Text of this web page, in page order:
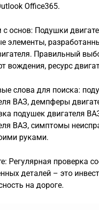
Office365.
основ: Подушки
элементы,
Правильный
вождения, ресурс
слова для поиска:
ВАЗ, демпферы
подушек двигателя
ВАЗ, симптомы
руками.
Регулярная проверка
деталей – это
на дороге.